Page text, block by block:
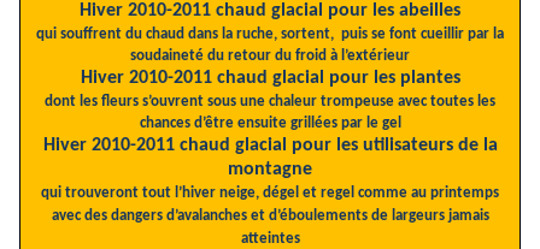
Hiver 2010-2011 chaud glacial pour les abeilles
qui souffrent du chaud dans la ruche, sortent, puis se font cueillir par la
soudaineté du retour du froid à l’extérieur
Hiver 2010-2011 chaud glacial pour les plantes
dont les fleurs s’ouvrent sous une chaleur trompeuse avec toutes les
chances d’être ensuite grillées par le gel
Hiver 2010-2011 chaud glacial pour les utilisateurs de la
montagne
qui trouveront tout l’hiver neige, dégel et regel comme au printemps
avec des dangers d’avalanches et d’éboulements de largeurs jamais
atteintes